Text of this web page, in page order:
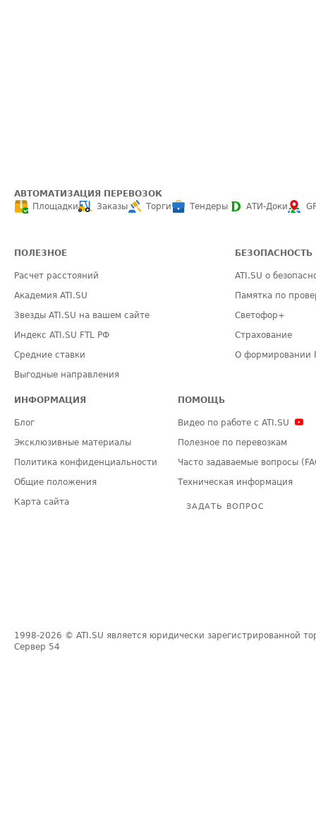
АВТОМАТИЗАЦИЯ ПЕРЕВОЗОК
Площадки
Заказы Торги Тендеры АТИ-Доки
ПОЛЕЗНОЕ
Расчет расстояний
Академия ATI.SU
Звезды ATI.SU на вашем сайте
Индекс ATI.SU FTL РФ
Средние ставки
Выгодные направления
БЕЗОПАСНОСТЬ
ATI.SU о
Памятка по
Светофор+
Страхование
О формировании
ИНФОРМАЦИЯ
Блог
Эксклюзивные материалы
Политика конфиденциальности
Общие положения
Карта сайта
ПОМОЩЬ
Видео по работе с ATI.SU
Полезное по перевозкам
Часто задаваемые вопросы
Техническая информация
ЗАДАТЬ ВОПРОС
1998-2026 © ATI.SU является юридически зарегистрированной
Сервер 54